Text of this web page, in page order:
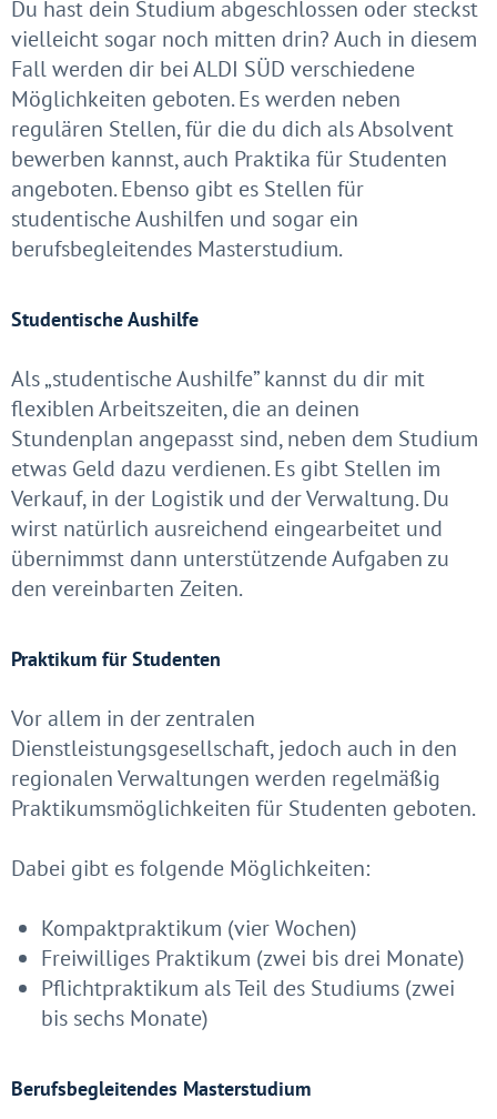
Du hast dein Studium abgeschlossen oder steckst
vielleicht sogar noch mitten drin? Auch in diesem
Fall werden dir bei ALDI SÜD verschiedene
Möglichkeiten geboten. Es werden neben
regulären Stellen, für die du dich als Absolvent
bewerben kannst, auch Praktika für Studenten
angeboten. Ebenso gibt es Stellen für
studentische Aushilfen und sogar ein
berufsbegleitendes Masterstudium.
Studentische Aushilfe
Als „studentische Aushilfe” kannst du dir mit
flexiblen Arbeitszeiten, die an deinen
Stundenplan angepasst sind, neben dem Studium
etwas Geld dazu verdienen. Es gibt Stellen im
Verkauf, in der Logistik und der Verwaltung. Du
wirst natürlich ausreichend eingearbeitet und
übernimmst dann unterstützende Aufgaben zu
den vereinbarten Zeiten.
Praktikum für Studenten
Vor allem in der zentralen
Dienstleistungsgesellschaft, jedoch auch in den
regionalen Verwaltungen werden regelmäßig
Praktikumsmöglichkeiten für Studenten geboten.
Dabei gibt es folgende Möglichkeiten:
Kompaktpraktikum (vier Wochen)
Freiwilliges Praktikum (zwei bis drei Monate)
Pflichtpraktikum als Teil des Studiums (zwei
bis sechs Monate)
Berufsbegleitendes Masterstudium